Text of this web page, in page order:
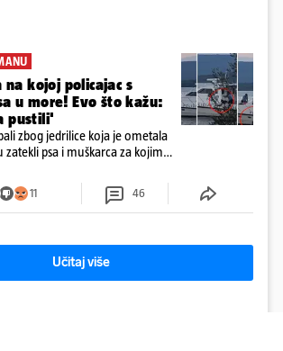
na kojoj policajac s
u more! Evo što kažu:
pustili'
zbog jedrilice koja je ometala
zatekli psa i muškarca za kojim
preuzeo komunalni redar
11 46
Učitaj više